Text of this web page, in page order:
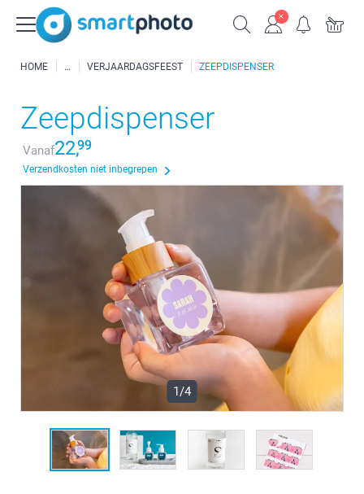
HOME VERJAARDAGSFEEST ZEEPDISPENSER
Zeepdispenser
Vanaf22,99
Verzendkosten niet inbegrepen
1/4